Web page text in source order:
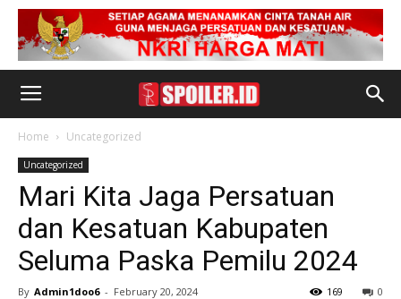
Home Uncategorized
Uncategorized
Mari Kita Jaga Persatuan
dan Kesatuan Kabupaten
Seluma Paska Pemilu 2024
By Admin1doo6 - February 20, 2024 0
169